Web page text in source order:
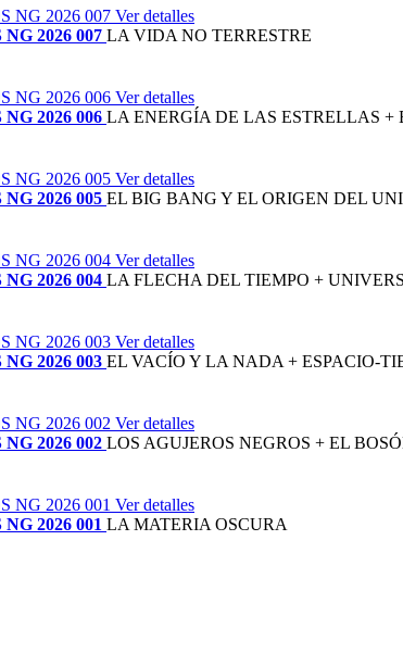
Ver detalles
2026 007 LA VIDA NO TERRESTRE
Ver detalles
2026 006 LA ENERGÍA DE LAS ESTRELLAS +
Ver detalles
2026 005 EL BIG BANG Y EL ORIGEN DEL
Ver detalles
2026 004 LA FLECHA DEL TIEMPO +
Ver detalles
2026 003 EL VACÍO Y LA NADA + ESPACIO-
Ver detalles
2026 002 LOS AGUJEROS NEGROS + EL
Ver detalles
2026 001 LA MATERIA OSCURA